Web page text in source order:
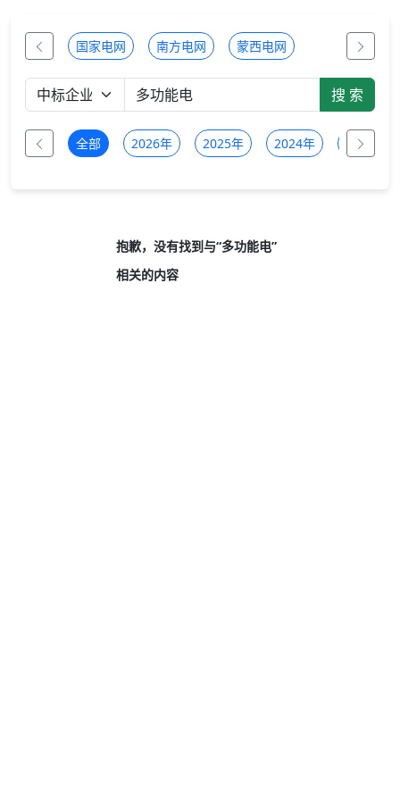
国家电网 南方电网 蒙西电网
全部 2026年 2025年 2024年 2023年
抱歉，没有找到与“多功能电”
相关的内容